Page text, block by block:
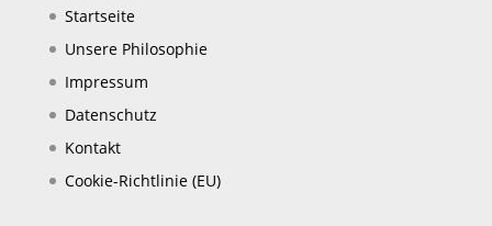
Startseite
Unsere Philosophie
Impressum
Datenschutz
Kontakt
Cookie-Richtlinie (EU)